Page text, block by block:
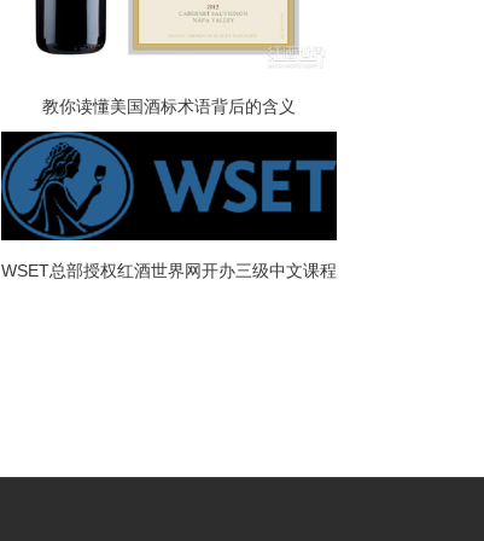
教你读懂美国酒标术语背后的含义
WSET总部授权红酒世界网开办三级中文课程